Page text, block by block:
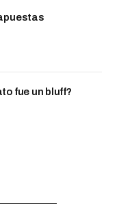
fue un bluff?